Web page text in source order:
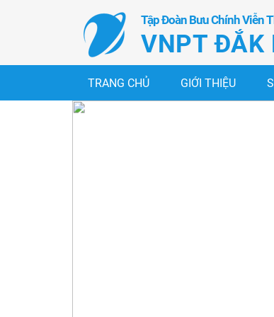
Tập Đoàn Bưu Chính Viễn
VNPT ĐẮK
TRANG CHỦ GIỚI THIỆU